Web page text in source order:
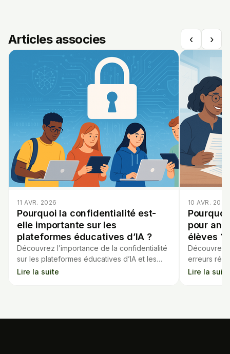
Articles associes ‹ ›
11 AVR. 2026
Pourquoi la confidentialité est-
elle importante sur les
plateformes éducatives d’IA ?
Découvrez l’importance de la confidentialité
sur les plateformes éducatives d’IA et les
risques liés à la gestion des données
Lire la suite
10 AVR. 2026
pour
élèves ?
Découvrez
erreurs
des élèves
Lire la suite